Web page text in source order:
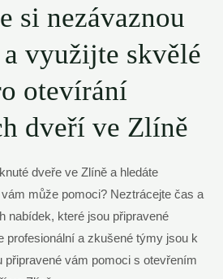
si nezávaznou
využijte skvělé
otevírání
dveří ve Zlíně
dveře ve Zlíně a hledáte
může pomoci? Neztrácejte čas a
nabídek, které jsou připravené
profesionální a zkušené týmy jsou k
připravené vám pomoci s otevřením